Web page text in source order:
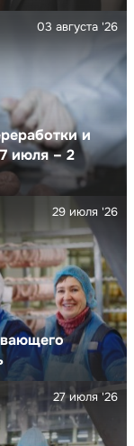
и
июля – 2
03 августа '26
29 июля '26
27 июля '26